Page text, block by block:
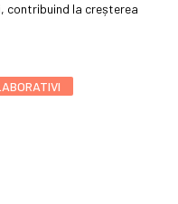
contribuind la creșterea